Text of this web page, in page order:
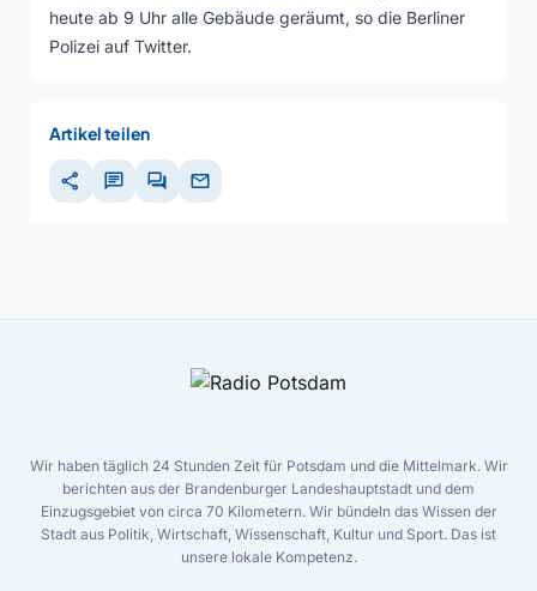
heute ab 9 Uhr alle Gebäude geräumt, so die Berliner
Polizei auf Twitter.
Artikel teilen
share chat forum mail
Wir haben täglich 24 Stunden Zeit für Potsdam und die Mittelmark. Wir
berichten aus der Brandenburger Landeshauptstadt und dem
Einzugsgebiet von circa 70 Kilometern. Wir bündeln das Wissen der
Stadt aus Politik, Wirtschaft, Wissenschaft, Kultur und Sport. Das ist
unsere lokale Kompetenz.